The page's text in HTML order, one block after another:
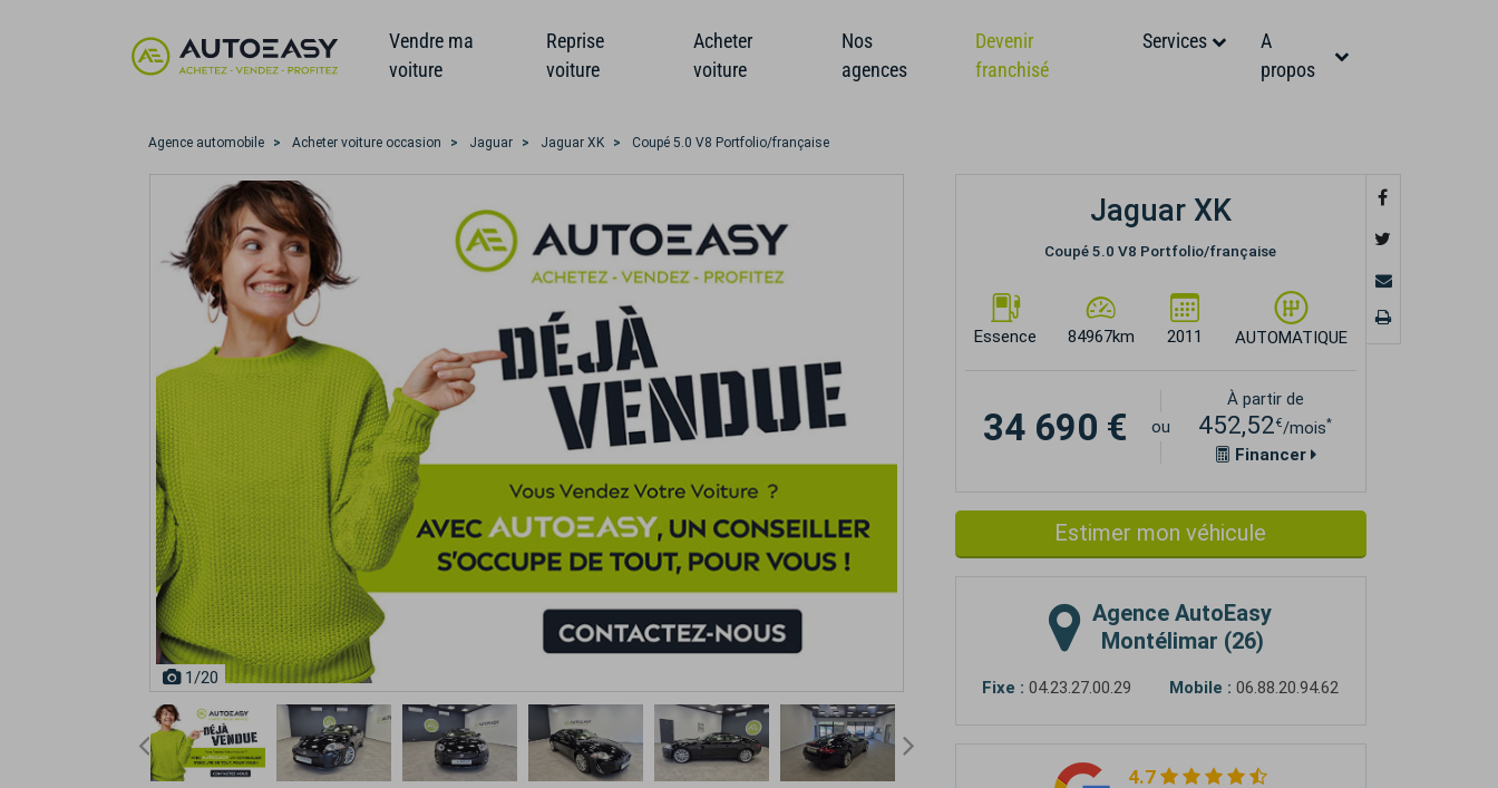
Vendre ma
voiture
Reprise
voiture
Acheter
voiture
Nos
agences
Devenir
franchisé
Services
A
propos
Agence automobile Acheter voiture occasion Jaguar Jaguar XK Coupé 5.0 V8 Portfolio/française
1/20
Jaguar XK
Coupé 5.0 V8 Portfolio/française
Essence 84967km 2011 AUTOMATIQUE
34 690 € ou
À partir de
452,52€/mois*
Financer
Estimer mon véhicule
Agence AutoEasy
Montélimar (26)
Fixe : 04.23.27.00.29 Mobile : 06.88.20.94.62
4.7